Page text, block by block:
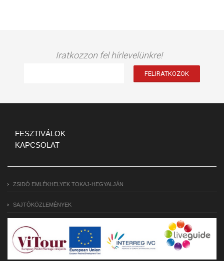
Iratkozzon fel hírlevelünkre!
FESZTIVÁLOK
KAPCSOLAT
ZSIDÓ EMLÉKHELYEK TOKAJ-HEGYALJÁN
SAJTÓKÖZLEMÉNYEK